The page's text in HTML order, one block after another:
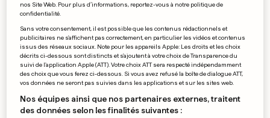
nos Site Web. Pour plus d’informations, reportez-vous à notre politique de
confidentialité.
Sans votre consentement, il est possible que les contenus rédactionnels et
publicitaires ne s'affichent pas correctement, en particulier les vidéos et contenus
issus des réseaux sociaux. Note pour les appareils Apple: Les droits et les choix
décrits ci-dessous sont distincts et s'ajoutent à votre choix de Transparence du
suivi de l'application Apple (ATT). Votre choix ATT sera respecté indépendamment
des choix que vous ferez ci-dessous. Si vous avez refusé la boîte de dialogue ATT,
vos données ne seront pas suivies dans les applications et sur les sites web.
Nos équipes ainsi que nos partenaires externes, traitent
des données selon les finalités suivantes :